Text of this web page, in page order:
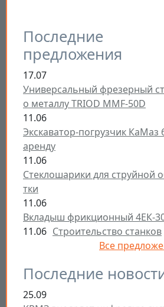
Последние
предложения
17.07
Универсальный фрезерный
о металлу TRIOD MMF-50D
11.06
Экскаватор-погрузчик КаМаз
аренду
11.06
Стеклошарики для струйной
тки
11.06
Вкладыш фрикционный 4ЕК-
11.06 Строительство станков
Все
Последние
25.09